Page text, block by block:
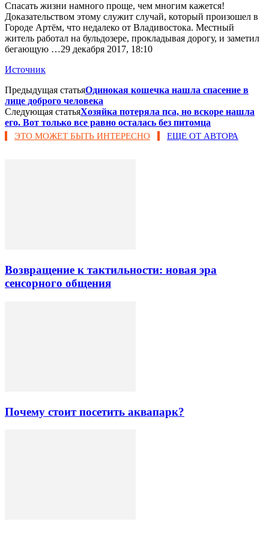
Спасать жизни намного проще, чем многим кажется!
Доказательством этому служит случай, который произошел в
Городе Артём, что недалеко от Владивостока. Местный
житель работал на бульдозере, прокладывая дорогу, и заметил
бегающую …29 декабря 2017, 18:10
Источник
Предыдущая статьяОдинокая кошечка нашла спасение в
лице доброго человека
Следующая статьяХозяйка потеряла пса, но вскоре нашла
его. Вот только все равно осталась без питомца
ЭТО МОЖЕТ БЫТЬ ИНТЕРЕСНО ЕЩЕ ОТ АВТОРА
Возвращение к тактильности: новая эра
сенсорного общения
Почему стоит посетить аквапарк?